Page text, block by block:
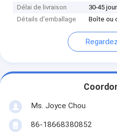
Délai de livraison
30-45
Détails d'emballage
Boîte ou
Ms. Joyce Chou
86-18668380852